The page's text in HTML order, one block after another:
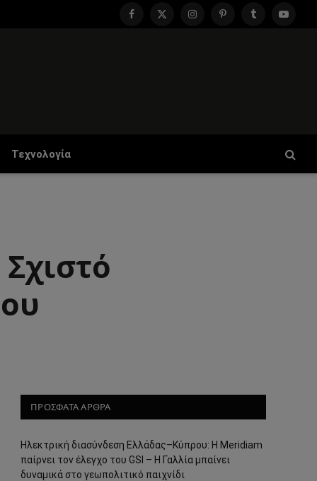
Facebook
X
InstagramPinterestTumblr
Τεχνολογία
ΠΡΟΣΦΑΤΑ ΑΡΘΡΑ
Ηλεκτρική διασύνδεση Ελλάδας–Κύπρου: Η Meridiam
παίρνει τον έλεγχο του GSI – Η Γαλλία μπαίνει
δυναμικά στο γεωπολιτικό παιχνίδι